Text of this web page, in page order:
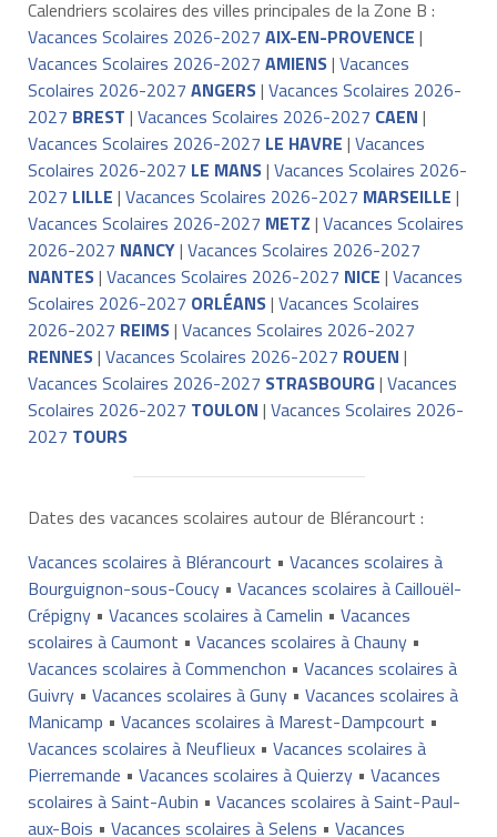
Calendriers scolaires des villes principales de la Zone B :
Vacances Scolaires 2026-2027 AIX-EN-PROVENCE |
Vacances Scolaires 2026-2027 AMIENS| Vacances
Scolaires 2026-2027 ANGERS| Vacances Scolaires 2026-
2027 BREST | Vacances Scolaires 2026-2027 CAEN |
Vacances Scolaires 2026-2027 LE HAVRE | Vacances
Scolaires 2026-2027 LE MANS| Vacances Scolaires 2026-
2027 LILLE | Vacances Scolaires 2026-2027 MARSEILLE |
Vacances Scolaires 2026-2027 METZ | Vacances Scolaires
2026-2027 NANCY| Vacances Scolaires 2026-2027
NANTES| Vacances Scolaires 2026-2027 NICE | Vacances
Scolaires 2026-2027 ORLÉANS| Vacances Scolaires
2026-2027 REIMS| Vacances Scolaires 2026-2027
RENNES| Vacances Scolaires 2026-2027 ROUEN |
Vacances Scolaires 2026-2027 STRASBOURG| Vacances
Scolaires 2026-2027 TOULON | Vacances Scolaires 2026-
2027 TOURS
Dates des vacances scolaires autour de Blérancourt :
Vacances scolaires à Blérancourt • Vacances scolaires à
Bourguignon-sous-Coucy• Vacances scolaires à Caillouël-
Crépigny• Vacances scolaires à Camelin • Vacances
scolaires à Caumont • Vacances scolaires à Chauny•
Vacances scolaires à Commenchon • Vacances scolaires à
Guivry• Vacances scolaires à Guny• Vacances scolaires à
Manicamp • Vacances scolaires à Marest-Dampcourt •
Vacances scolaires à Neuflieux• Vacances scolaires à
Pierremande • Vacances scolaires à Quierzy• Vacances
scolaires à Saint-Aubin • Vacances scolaires à Saint-Paul-
aux-Bois • Vacances scolaires à Selens • Vacances